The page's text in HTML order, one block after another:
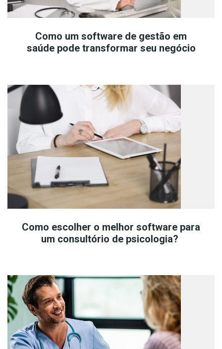
Como um software de gestão em
saúde pode transformar seu negócio
Como escolher o melhor software para
um consultório de psicologia?